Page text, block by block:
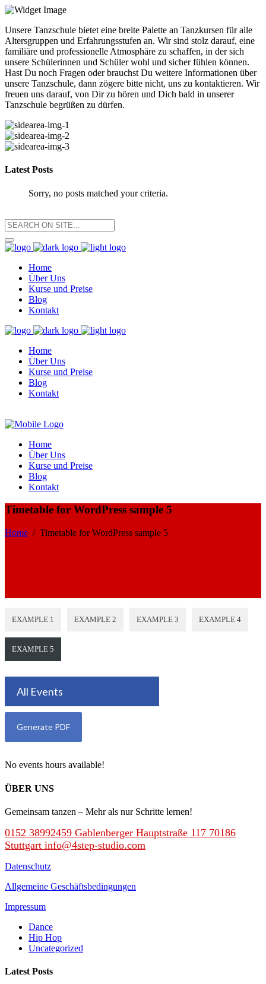
Unsere Tanzschule bietet eine breite Palette an Tanzkursen für alle
Altersgruppen und Erfahrungsstufen an. Wir sind stolz darauf, eine
familiäre und professionelle Atmosphäre zu schaffen, in der sich
unsere Schülerinnen und Schüler wohl und sicher fühlen können.
Hast Du noch Fragen oder brauchst Du weitere Informationen über
unsere Tanzschule, dann zögere bitte nicht, uns zu kontaktieren. Wir
freuen uns darauf, von Dir zu hören und Dich bald in unserer
Tanzschule begrüßen zu dürfen.
Latest Posts
Sorry, no posts matched your criteria.
Home
Über Uns
Kurse und Preise
Blog
Kontakt
Home
Über Uns
Kurse und Preise
Blog
Kontakt
Home
Über Uns
Kurse und Preise
Blog
Kontakt
Timetable for WordPress sample 5
Home / Timetable for WordPress sample 5
EXAMPLE 1 EXAMPLE 2 EXAMPLE 3 EXAMPLE 4
EXAMPLE 5
All Events
No events hours available!
ÜBER UNS
Gemeinsam tanzen – Mehr als nur Schritte lernen!
0152 38992459 Gablenberger Hauptstraße 117 70186
Stuttgart info@4step-studio.com
Datenschutz
Allgemeine Geschäftsbedingungen
Impressum
Dance
Hip Hop
Uncategorized
Latest Posts